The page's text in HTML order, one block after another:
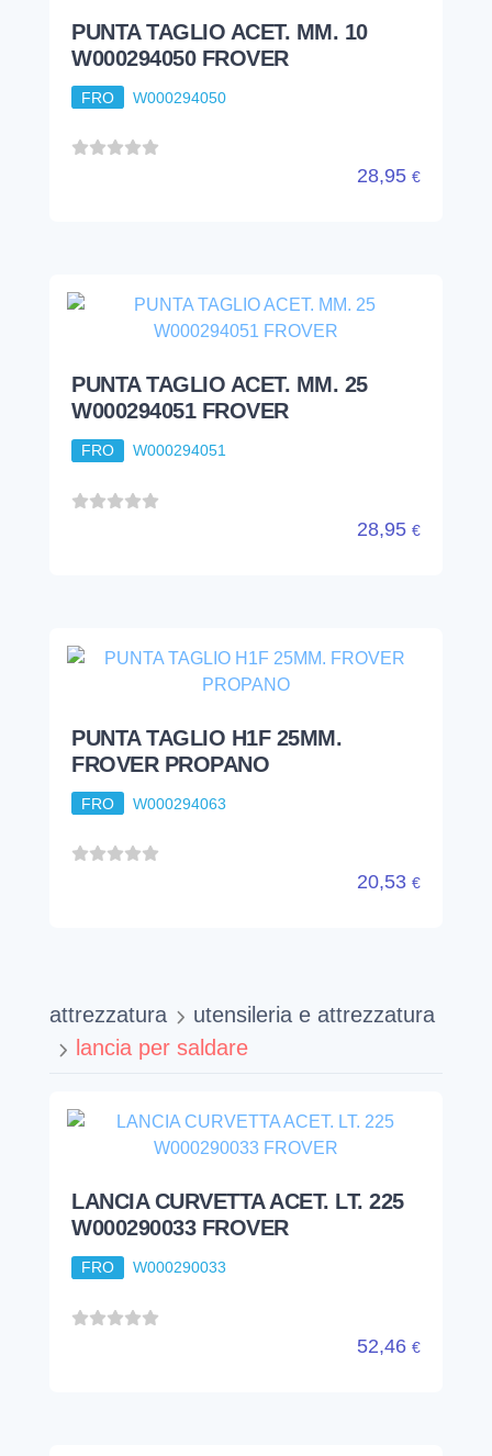
PUNTA TAGLIO ACET. MM. 10
W000294050 FROVER
FRO W000294050
28,95 €
PUNTA TAGLIO ACET. MM. 25
W000294051 FROVER
FRO W000294051
28,95 €
PUNTA TAGLIO H1F 25MM.
FROVER PROPANO
FRO W000294063
20,53 €
attrezzatura
utensileria e attrezzatura
lancia per saldare
LANCIA CURVETTA ACET. LT. 225
W000290033 FROVER
FRO W000290033
52,46 €